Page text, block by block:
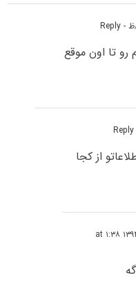
- Reply
رو تا اون موقع
از کجا
آذر ۱, ۱۳۹۴ at ۱:۳۸